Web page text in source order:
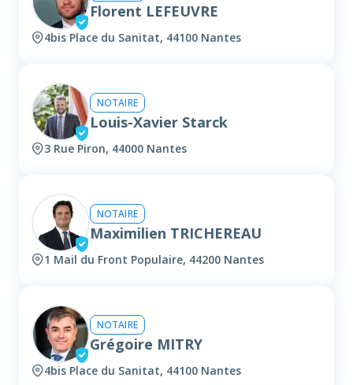
Florent LEFEUVRE
4bis Place du Sanitat, 44100 Nantes
NOTAIRE
Louis-Xavier Starck
3 Rue Piron, 44000 Nantes
NOTAIRE
Maximilien TRICHEREAU
1 Mail du Front Populaire, 44200 Nantes
NOTAIRE
Grégoire MITRY
4bis Place du Sanitat, 44100 Nantes